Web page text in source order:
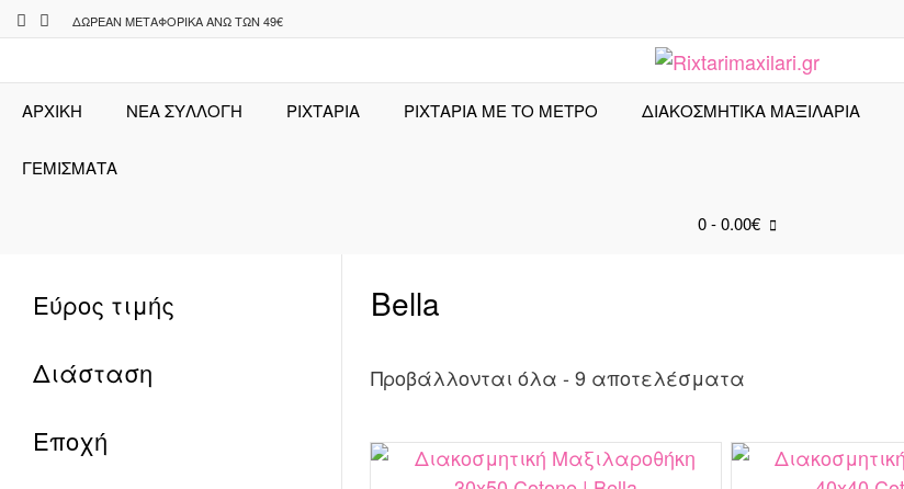
Skip
to
ΔΩΡΕΆΝ ΜΕΤΑΦΟΡΙΚΆ ΆΝΩ ΤΩΝ 49€
ΑΡΧΙΚΉ ΝΕΑ ΣΥΛΛΟΓΗ ΡΙΧΤΆΡΙΑ ΡΙΧΤΑΡΙΑ ΜΕ ΤΟ ΜΕΤΡΟ ΔΙΑΚΟΣΜΗΤΙΚΑ ΜΑΞΙΛΑΡΙΑ
ΓΕΜΙΣΜΑΤΑ
0- 0.00€
Bella
Προβάλλονται όλα - 9 αποτελέσματα
latest
Εύρος τιμής
Διάσταση
Εποχή